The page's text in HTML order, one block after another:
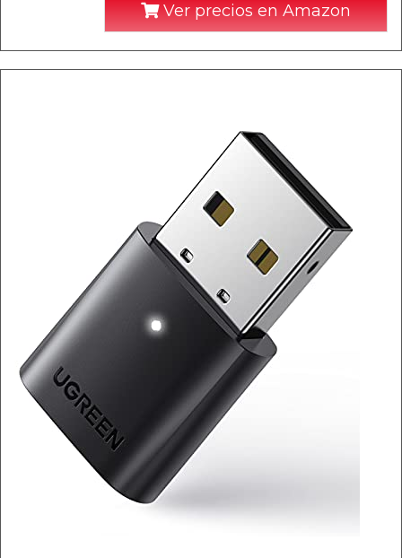
Ver precios en Amazon